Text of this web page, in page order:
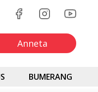
Anneta
BUMERANG